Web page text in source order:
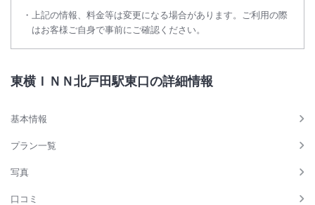
上記の情報、料金等は変更になる場合があります。ご利用の際
はお客様ご自身で事前にご確認ください。
東横ＩＮＮ北戸田駅東口の詳細情報
基本情報
プラン一覧
写真
口コミ